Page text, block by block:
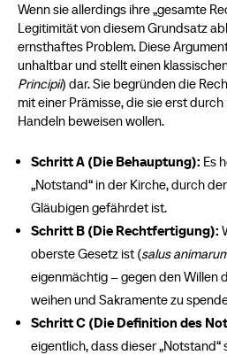
Wenn sie allerdings ihre „gesamte
Legitimität von diesem Grundsatz
ernsthaftes Problem. Diese
unhaltbar und stellt einen
Principii) dar. Sie begründen die
mit einer Prämisse, die sie erst
Handeln beweisen wollen.
Schritt A (Die Behauptung): Es
„Notstand“ in der Kirche, durch
Gläubigen gefährdet ist.
Schritt B (Die Rechtfertigung):
oberste Gesetz ist (salus
eigenmächtig – gegen den Willen
weihen und Sakramente zu
Schritt C (Die Definition des
eigentlich, dass dieser „Notstand“